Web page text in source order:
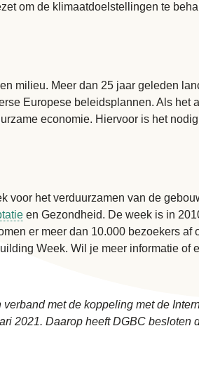
om de klimaatdoelstellingen te
milieu. Meer dan 25 jaar geleden
Europese beleidsplannen. Als
economie. Hiervoor is het
het verduurzamen van de
en Gezondheid. De week is in
er meer dan 10.000 bezoekers
Week. Wil je meer informatie of
met de koppeling met de
2021. Daarop heeft DGBC